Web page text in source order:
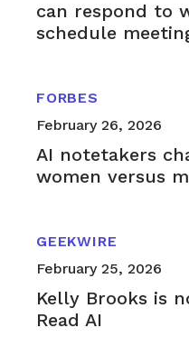
can respond to
schedule
FORBES
February 26, 2026
AI notetakers
women versus
GEEKWIRE
February 25, 2026
Kelly Brooks is
Read AI